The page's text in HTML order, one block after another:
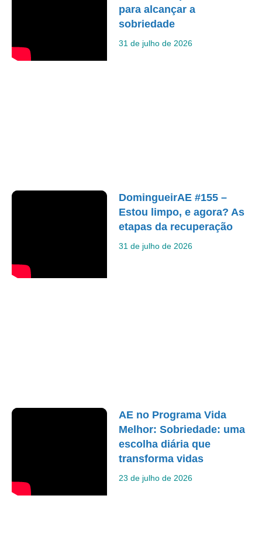
para alcançar a
sobriedade
31 de julho de 2026
DomingueirAE #155 –
Estou limpo, e agora? As
etapas da recuperação
31 de julho de 2026
AE no Programa Vida
Melhor: Sobriedade: uma
escolha diária que
transforma vidas
23 de julho de 2026